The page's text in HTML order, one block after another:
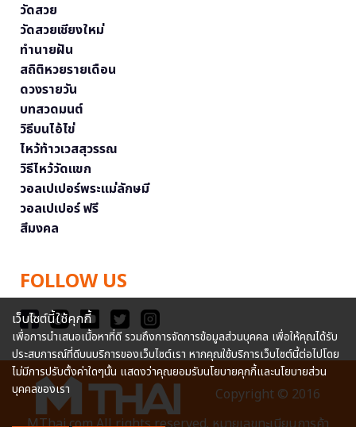
วัดสวย
วัดสวยเชียงใหม่
ทำนายฝัน
สถิติหวยรายเดือน
ดวงรายวัน
บทสวดมนต์
วิธีบนไอ้ไข่
ไหว้ท้าวเวสสุวรรณ
วิธีไหว้วัดแขก
วอลเปเปอร์พระแม่ลักษมี
วอลเปเปอร์ ฟรี
สีมงคล
FOLLOW US
Copyright © 2016
เว็บไซต์นี้ใช้คุกกี้
เพื่อการนำเสนอเนื้อหาที่ดี รวมถึงการจัดการข้อมูลส่วนบุคคล เพื่อให้คุณได้รับ
ประสบการณ์ที่ดีบนบริการของเว็บไซต์เรา หากคุณใช้บริการเว็บไซต์นี้ต่อไปโดย
ไม่มีการปรับตั้งค่าใดๆนั้น แสดงว่าคุณยอมรับนโยบายคุกกี้และนโยบายส่วน
บุคคลของเรา